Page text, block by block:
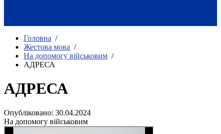
жестову мову.
УТОГ»: прийом заявок 2023
Флешмоб «Історії успіхів, які надихають»
Переклад жестовою мовою
Діяльність УТОГ
90 років УТОГ
93 роки УТОГ
Історії та спогади ветеранів УТОГ
Головна /
Жестова мова /
На допомогу військовим /
АДРЕСА
АДРЕСА
Опубліковано: 30.04.2024
На допомогу військовим